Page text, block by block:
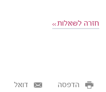
חזרה לשאלות
הדפסה דואל